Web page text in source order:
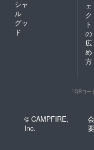
シャ
ル
グッ
ド
ェ
ク
ト
の
広
め
方
「QRコ
© CAMPFIRE,
Inc.
要